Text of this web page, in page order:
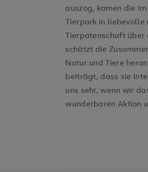
auszog, kamen die
Tierpark in liebevolle
Tierpatenschaft über
schätzt die
Natur und Tiere
beiträgt, dass sie
uns sehr, wenn wir
wunderbaren Aktion